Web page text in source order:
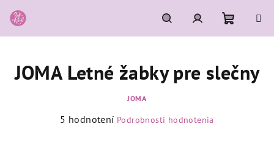
na
obsah
HľadaťPrihlásenie
košík
JOMA Letné žabky pre slečny
JOMA
Priemerné
5 hodnotení Podrobnosti hodnotenia